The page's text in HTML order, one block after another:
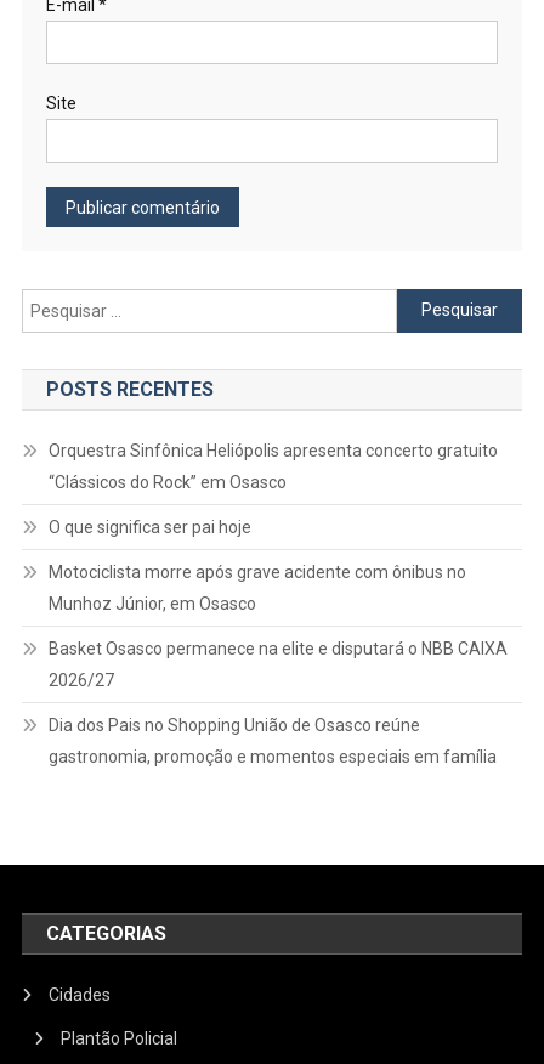
E-mail *
Site
Pesquisar
por:
POSTS RECENTES
Orquestra Sinfônica Heliópolis apresenta concerto gratuito
“Clássicos do Rock” em Osasco
O que significa ser pai hoje
Motociclista morre após grave acidente com ônibus no
Munhoz Júnior, em Osasco
Basket Osasco permanece na elite e disputará o NBB CAIXA
2026/27
Dia dos Pais no Shopping União de Osasco reúne
gastronomia, promoção e momentos especiais em família
CATEGORIAS
Cidades
Plantão Policial